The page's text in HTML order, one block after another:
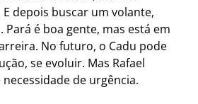
depois buscar um volante,
Pará é boa gente, mas está em
No futuro, o Cadu pode
se evoluir. Mas Rafael
necessidade de urgência.